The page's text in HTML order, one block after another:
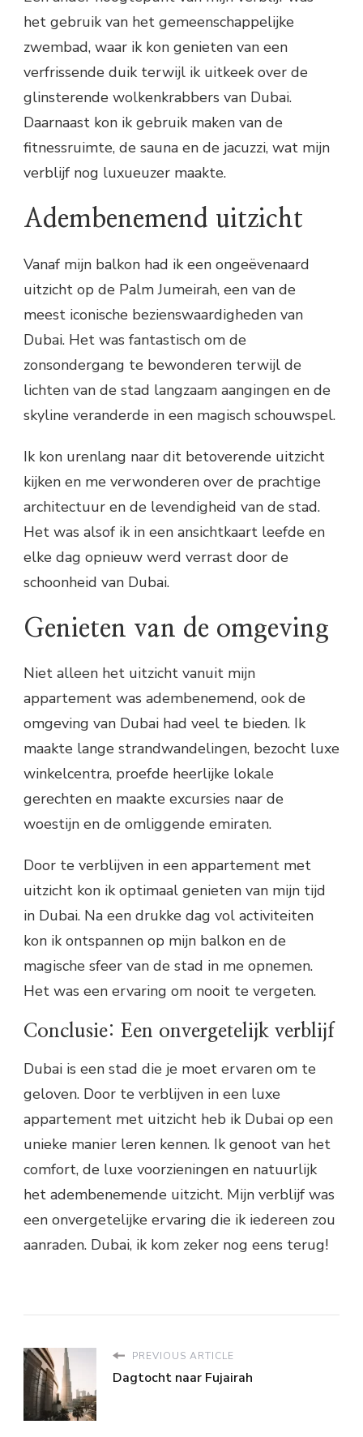
het gebruik van het gemeenschappelijke
zwembad, waar ik kon genieten van een
verfrissende duik terwijl ik uitkeek over de
glinsterende wolkenkrabbers van Dubai.
Daarnaast kon ik gebruik maken van de
fitnessruimte, de sauna en de jacuzzi, wat mijn
verblijf nog luxueuzer maakte.
Adembenemend uitzicht
Vanaf mijn balkon had ik een ongeëvenaard
uitzicht op de Palm Jumeirah, een van de
meest iconische bezienswaardigheden van
Dubai. Het was fantastisch om de
zonsondergang te bewonderen terwijl de
lichten van de stad langzaam aangingen en de
skyline veranderde in een magisch schouwspel.
Ik kon urenlang naar dit betoverende uitzicht
kijken en me verwonderen over de prachtige
architectuur en de levendigheid van de stad.
Het was alsof ik in een ansichtkaart leefde en
elke dag opnieuw werd verrast door de
schoonheid van Dubai.
Genieten van de omgeving
Niet alleen het uitzicht vanuit mijn
appartement was adembenemend, ook de
omgeving van Dubai had veel te bieden. Ik
maakte lange strandwandelingen, bezocht luxe
winkelcentra, proefde heerlijke lokale
gerechten en maakte excursies naar de
woestijn en de omliggende emiraten.
Door te verblijven in een appartement met
uitzicht kon ik optimaal genieten van mijn tijd
in Dubai. Na een drukke dag vol activiteiten
kon ik ontspannen op mijn balkon en de
magische sfeer van de stad in me opnemen.
Het was een ervaring om nooit te vergeten.
Conclusie: Een onvergetelijk verblijf
Dubai is een stad die je moet ervaren om te
geloven. Door te verblijven in een luxe
appartement met uitzicht heb ik Dubai op een
unieke manier leren kennen. Ik genoot van het
comfort, de luxe voorzieningen en natuurlijk
het adembenemende uitzicht. Mijn verblijf was
een onvergetelijke ervaring die ik iedereen zou
aanraden. Dubai, ik kom zeker nog eens terug!
PREVIOUS ARTICLE
Dagtocht naar Fujairah